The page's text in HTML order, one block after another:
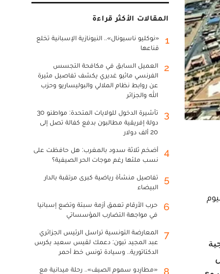
المقالات الأكثر قراءة
1
«نوكليو ناسيونال».. النيونازية الإسبانية تخلع
قناعها
2
العميل السابق في مكافحة التجسس
الفرنسي ماثيو غديري يكشف تفاصيل مثيرة
عن روابط نظام الملالي والبوليساريو وحزب
الله والجزائر
3
تأشيرة الدخول للولايات المتحدة: مواطنو 30
دولة إفريقية مطالبون بدفع كفالة تصل إلى
20 ألف دولار
4
أضخم ثلاثة سدود بالمغرب: هل حافظت على
نسب ملئها رغم موجات الحر الصيفية؟
5
تفاصيل منشأة رياضية كبرى مرتقبة بالدار
البيضاء
6
حرب الأرقام تعمق أزمة سبتة وتضع إسبانيا
في مواجهة التضارب المؤسساتي
7
المعارضة التونسية تراسل الرئيس الجزائري
عبد المجيد تبون: دعمك لقيس سعيد يكرس
الدكتاتورية.. وسيادة تونس خط أحمر
8
«مطارِدو سموم الصيف».. رحلة ميدانية مع